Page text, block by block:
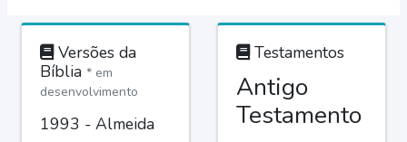
Versões da
Bíblia * em
desenvolvimento
1993 - Almeida
Testamentos
Antigo
Testamento